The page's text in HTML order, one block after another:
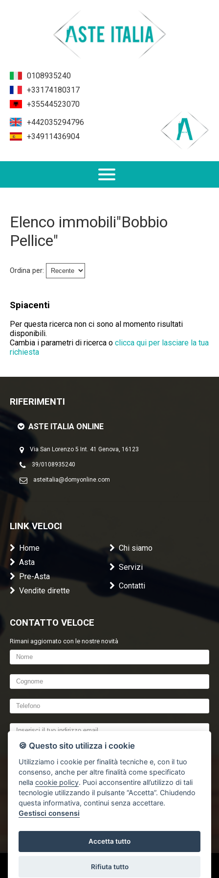
0108935240
+33174180317
+35544523070
+442035294796
+34911436904
Immobili Preasta
Immobili All'asta
Chi Siamo
Servizi
Contatti
News
Elenco immobili"Bobbio
Pellice"
Ordina per:
Spiacenti
Per questa ricerca non ci sono al momento risultati
disponibili.
Cambia i parametri di ricerca o clicca qui per lasciare la tua
richiesta
RIFERIMENTI
ASTE ITALIA ONLINE
Via San Lorenzo 5 Int. 41 Genova, 16123
39/0108935240
asteitalia@domyonline.com
LINK VELOCI
Home
Asta
Pre-Asta
Vendite dirette
Chi siamo
Servizi
Contatti
CONTATTO VELOCE
Rimani aggiornato con le nostre novità
dichiaro di aver preso visione e compresol'informativa sulla privacy
🍪 Questo sito utilizza i cookie
Utilizziamo i cookie per finalità tecniche e, con il tuo
consenso, anche per altre finalità come specificato
nellacookie policy. Puoi acconsentire all’utilizzo di tali
tecnologie utilizzando il pulsante “Accetta”. Chiudendo
questa informativa, continui senza accettare.
Gestisci consensi
Accetta tutto
Rifiuta tutto